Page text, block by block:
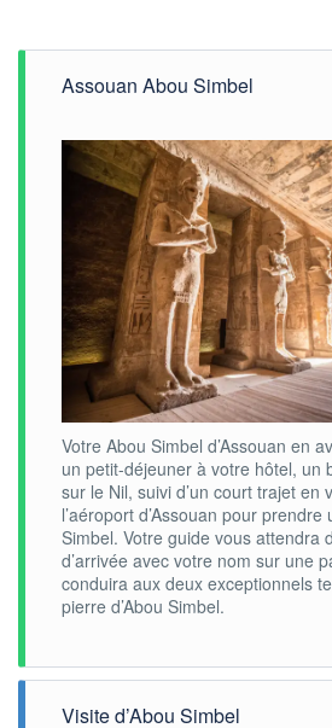
Assouan Abou Simbel
Votre Abou Simbel d’Assouan en
un petit-déjeuner à votre hôtel, un
sur le Nil, suivi d’un court trajet en
l’aéroport d’Assouan pour
Simbel. Votre guide vous attendra
d’arrivée avec votre nom sur une
conduira aux deux exceptionnels
pierre d’Abou Simbel.
Visite d’Abou Simbel